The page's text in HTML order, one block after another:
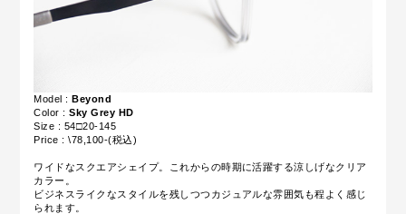
Model :Beyond
Color :Sky Grey HD
Size : 54□20-145
Price : \78,100-(税込)
ワイドなスクエアシェイプ。これからの時期に活躍する涼しげなクリア
カラー。
ビジネスライクなスタイルを残しつつカジュアルな雰囲気も程よく感じ
られます。